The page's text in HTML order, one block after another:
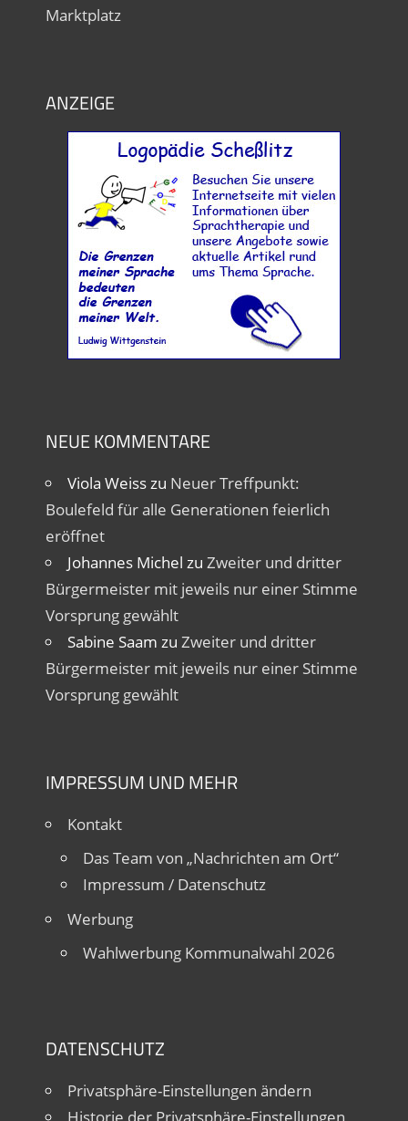
Marktplatz
ANZEIGE
NEUE KOMMENTARE
Viola Weisszu Neuer Treffpunkt:
Boulefeld für alle Generationen feierlich
eröffnet
Johannes Michel zu Zweiter und dritter
Bürgermeister mit jeweils nur einer Stimme
Vorsprung gewählt
Sabine Saam zu Zweiter und dritter
Bürgermeister mit jeweils nur einer Stimme
Vorsprung gewählt
IMPRESSUM UND MEHR
Kontakt
Das Team von „Nachrichten am Ort“
Impressum / Datenschutz
Werbung
Wahlwerbung Kommunalwahl 2026
DATENSCHUTZ
Privatsphäre-Einstellungen ändern
Historie der Privatsphäre-Einstellungen